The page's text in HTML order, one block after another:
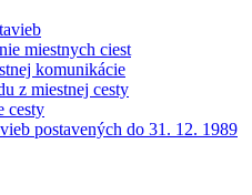
miestnych ciest
komunikácie
z miestnej cesty
cesty
postavených do 31. 12. 1989